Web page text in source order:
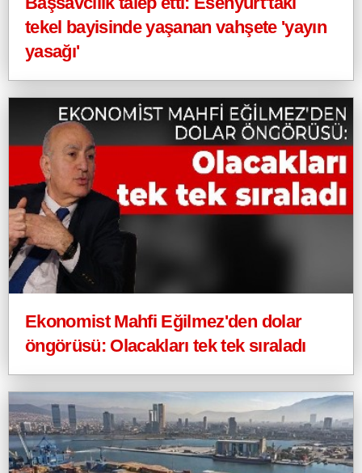
tekel bayisinde yaşanan vahşete 'yayın
yasağı'
Ekonomist Mahfi Eğilmez'den dolar
öngörüsü: Olacakları tek tek sıraladı